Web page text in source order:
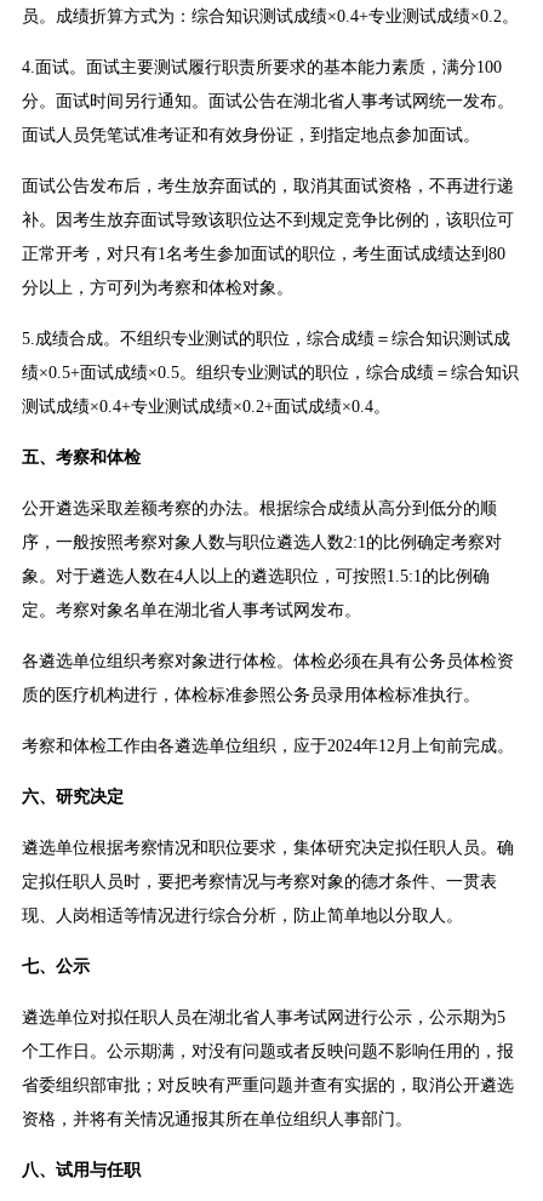
员。成绩折算方式为：综合知识测试成绩×0.4+专业测试成绩×0.2。
4.面试。面试主要测试履行职责所要求的基本能力素质，满分100
分。面试时间另行通知。面试公告在湖北省人事考试网统一发布。
面试人员凭笔试准考证和有效身份证，到指定地点参加面试。
面试公告发布后，考生放弃面试的，取消其面试资格，不再进行递
补。因考生放弃面试导致该职位达不到规定竞争比例的，该职位可
正常开考，对只有1名考生参加面试的职位，考生面试成绩达到80
分以上，方可列为考察和体检对象。
5.成绩合成。不组织专业测试的职位，综合成绩＝综合知识测试成
绩×0.5+面试成绩×0.5。组织专业测试的职位，综合成绩＝综合知识
测试成绩×0.4+专业测试成绩×0.2+面试成绩×0.4。
五、考察和体检
公开遴选采取差额考察的办法。根据综合成绩从高分到低分的顺
序，一般按照考察对象人数与职位遴选人数2:1的比例确定考察对
象。对于遴选人数在4人以上的遴选职位，可按照1.5:1的比例确
定。考察对象名单在湖北省人事考试网发布。
各遴选单位组织考察对象进行体检。体检必须在具有公务员体检资
质的医疗机构进行，体检标准参照公务员录用体检标准执行。
考察和体检工作由各遴选单位组织，应于2024年12月上旬前完成。
六、研究决定
遴选单位根据考察情况和职位要求，集体研究决定拟任职人员。确
定拟任职人员时，要把考察情况与考察对象的德才条件、一贯表
现、人岗相适等情况进行综合分析，防止简单地以分取人。
七、公示
遴选单位对拟任职人员在湖北省人事考试网进行公示，公示期为5
个工作日。公示期满，对没有问题或者反映问题不影响任用的，报
省委组织部审批；对反映有严重问题并查有实据的，取消公开遴选
资格，并将有关情况通报其所在单位组织人事部门。
八、试用与任职